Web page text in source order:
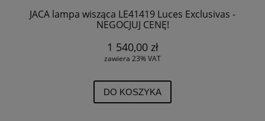
JACA lampa wisząca LE41419 Luces Exclusivas -
NEGOCJUJ CENĘ!
1 540,00 zł
zawiera 23% VAT
DO KOSZYKA